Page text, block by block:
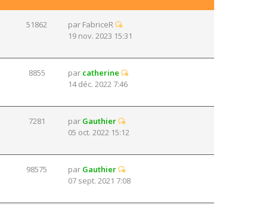
51862 par FabriceR
19 nov. 2023 15:31
8855 par catherine
14 déc. 2022 7:46
7281 par Gauthier
05 oct. 2022 15:12
98575 par Gauthier
07 sept. 2021 7:08